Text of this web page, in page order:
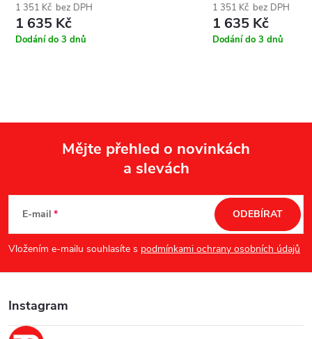
1 351 Kč bez DPH
1 635 Kč
Dodání do 3 dnů
1 351 Kč bez DPH
1 635 Kč
Dodání do 3 dnů
p
a
t
Mějte přehled o novinkách
a slevách
E-mail
Vložením e-mailu souhlasíte s podmínkami ochrany osobních údajů
ODEBÍRAT
Instagram